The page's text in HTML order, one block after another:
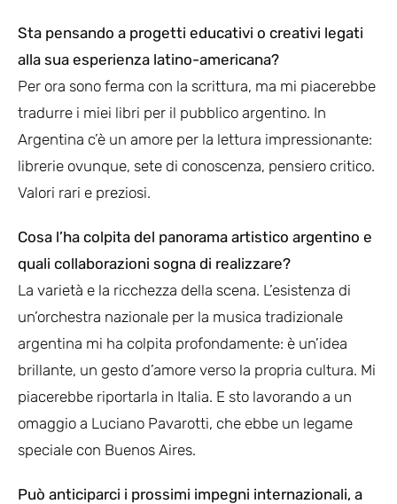
Sta pensando a progetti educativi o creativi legati
alla sua esperienza latino-americana?
Per ora sono ferma con la scrittura, ma mi piacerebbe
tradurre i miei libri per il pubblico argentino. In
Argentina c’è un amore per la lettura impressionante:
librerie ovunque, sete di conoscenza, pensiero critico.
Valori rari e preziosi.
Cosa l’ha colpita del panorama artistico argentino e
quali collaborazioni sogna di realizzare?
La varietà e la ricchezza della scena. L’esistenza di
un’orchestra nazionale per la musica tradizionale
argentina mi ha colpita profondamente: è un’idea
brillante, un gesto d’amore verso la propria cultura. Mi
piacerebbe riportarla in Italia. E sto lavorando a un
omaggio a Luciano Pavarotti, che ebbe un legame
speciale con Buenos Aires.
Può anticiparci i prossimi impegni internazionali, a